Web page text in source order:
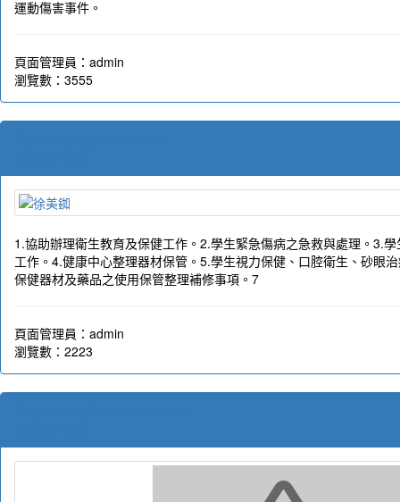
運動傷害事件。
頁面管理員：admin
瀏覽數：3555
1.協助辦理衛生教育及保健工作。2.學生緊急傷病之急救與處理。3.
工作。4.健康中心整理器材保管。5.學生視力保健、口腔衛生、砂眼
保健器材及藥品之使用保管整理補修事項。7
頁面管理員：admin
瀏覽數：2223